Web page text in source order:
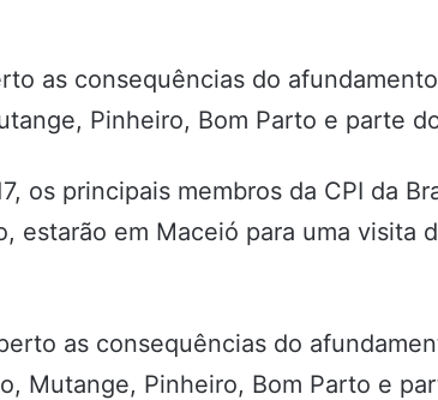
as consequências do
Pinheiro, Bom Parto e parte
os principais membros da CPI da
estarão em Maceió para uma visita
as consequências do
Mutange, Pinheiro, Bom Parto e